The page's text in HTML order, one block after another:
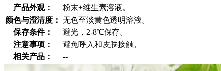
产品外观：
粉末+维生素溶液。
颜色与澄清度： 无色至淡黄色透明溶液。
保存条件：
避光，2-8℃保存。
注意事项：
避免呼入和皮肤接触。
相关产品：
--